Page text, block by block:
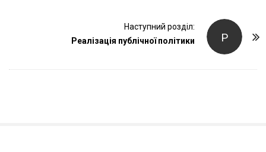
Р
Наступний розділ:
Реалізація публічної політики